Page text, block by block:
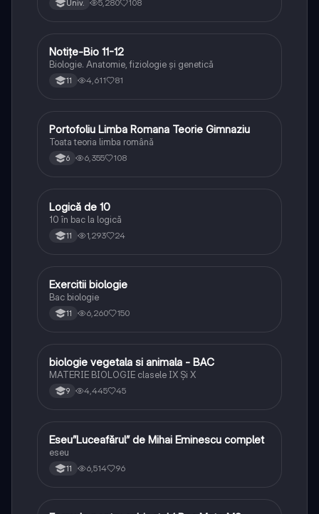
Univ. 5,280 108
Biologie
Notițe-Bio 11-12
Biologie. Anatomie, fiziologie și genetică
11 4,611 81
Limba și literatura română
Portofoliu Limba Romana Teorie Gimnaziu
Toata teoria limba română
6 6,355 108
Logică
Logică de 10
10 în bac la logică
11 1,293 24
Biologie
Exercitii biologie
Bac biologie
11 6,260 150
Biologie
biologie vegetala si animala - BAC
MATERIE BIOLOGIE clasele IX Şi X
9 4,445 45
Limba și literatura română
Eseu”Luceafărul” de Mihai Eminescu complet
eseu
11 6,514 96